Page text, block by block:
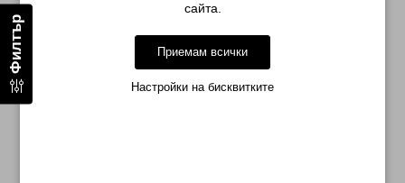
Филтър
сайта.
Приемам всички
Настройки на бисквитките